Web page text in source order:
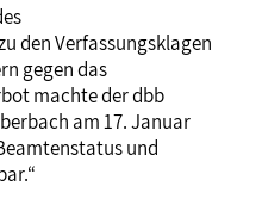
den Verfassungsklagen
gegen das
machte der dbb
am 17. Januar
und